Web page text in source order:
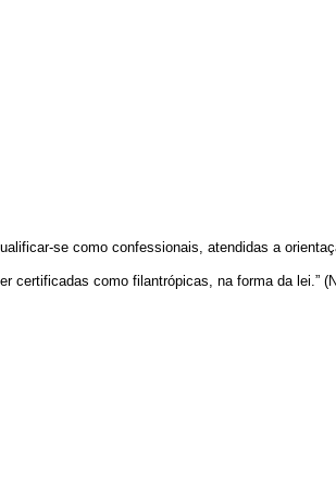
se como confessionais, atendidas a
certificadas como filantrópicas, na forma da lei.”